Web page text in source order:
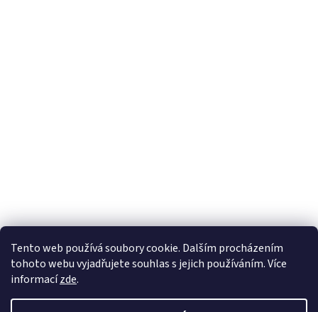
Tento web používá soubory cookie. Dalším procházením
tohoto webu vyjadřujete souhlas s jejich používáním. Více
informacízde.